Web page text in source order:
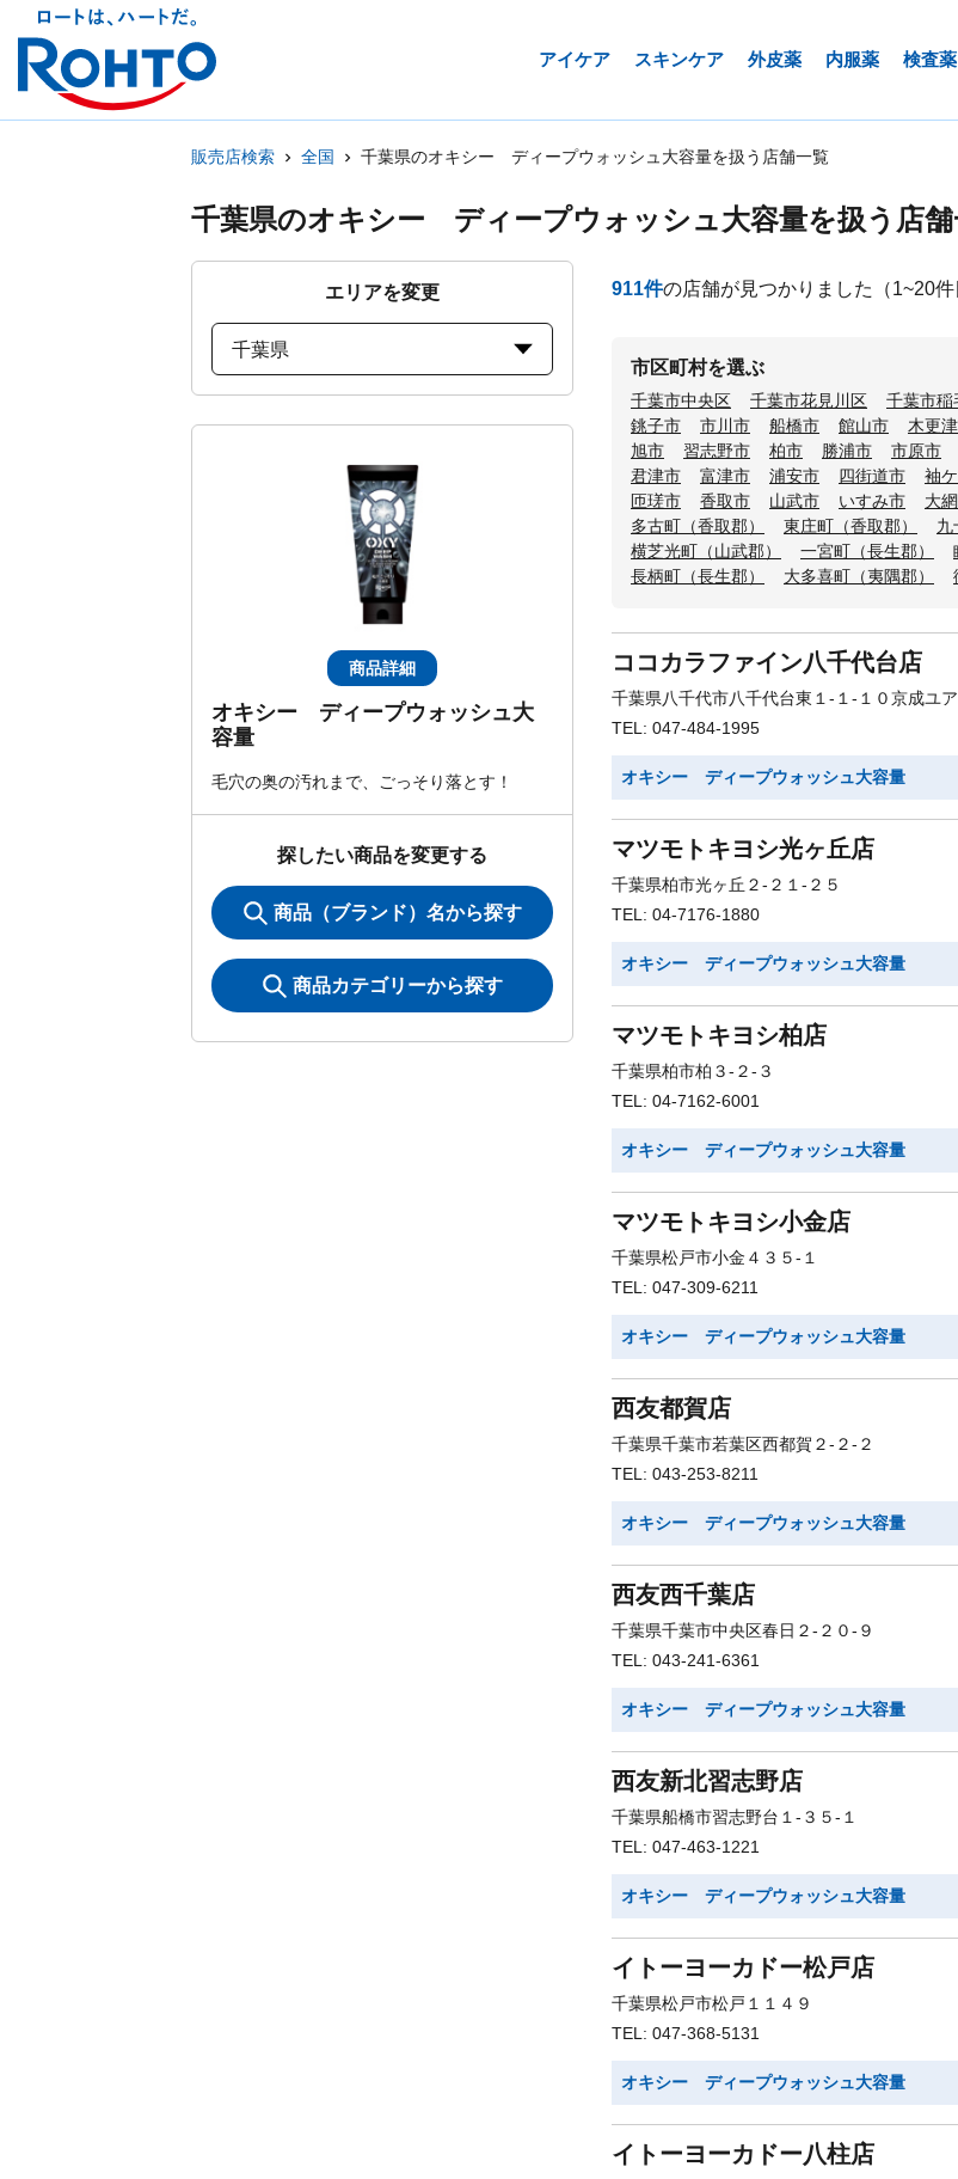
アイケア スキンケア 外皮薬 内服薬 検査薬
販売店検索 全国 千葉県のオキシー ディープウォッシュ大容量を扱う店舗一覧
千葉県のオキシー ディープウォッシュ大容量を扱う店舗
エリアを変更
千葉県
商品詳細
オキシー ディープウォッシュ大
容量
毛穴の奥の汚れまで、ごっそり落とす！
探したい商品を変更する
商品（ブランド）名から探す
商品カテゴリーから探す
911件の店舗が見つかりました （1~20件
市区町村を選ぶ
千葉市中央区 千葉市花見川区 千葉市稲
銚子市
市川市 船橋市 館山市 木更
旭市
習志野市 柏市 勝浦市 市原市
君津市
富津市 浦安市 四街道市 袖
匝瑳市
香取市 山武市 いすみ市 大
多古町（香取郡）
東庄町（香取郡） 九
横芝光町（山武郡）
一宮町（長生郡）
長柄町（長生郡）
大多喜町（夷隅郡）
ココカラファイン八千代台店
千葉県八千代市八千代台東１-１-１０京成ユ
TEL: 047-484-1995
オキシー ディープウォッシュ大容量
マツモトキヨシ光ヶ丘店
千葉県柏市光ヶ丘２-２１-２５
TEL: 04-7176-1880
オキシー ディープウォッシュ大容量
マツモトキヨシ柏店
千葉県柏市柏３-２-３
TEL: 04-7162-6001
オキシー ディープウォッシュ大容量
マツモトキヨシ小金店
千葉県松戸市小金４３５-１
TEL: 047-309-6211
オキシー ディープウォッシュ大容量
西友都賀店
千葉県千葉市若葉区西都賀２-２-２
TEL: 043-253-8211
オキシー ディープウォッシュ大容量
西友西千葉店
千葉県千葉市中央区春日２-２０-９
TEL: 043-241-6361
オキシー ディープウォッシュ大容量
西友新北習志野店
千葉県船橋市習志野台１-３５-１
TEL: 047-463-1221
オキシー ディープウォッシュ大容量
イトーヨーカドー松戸店
千葉県松戸市松戸１１４９
TEL: 047-368-5131
オキシー ディープウォッシュ大容量
イトーヨーカドー八柱店